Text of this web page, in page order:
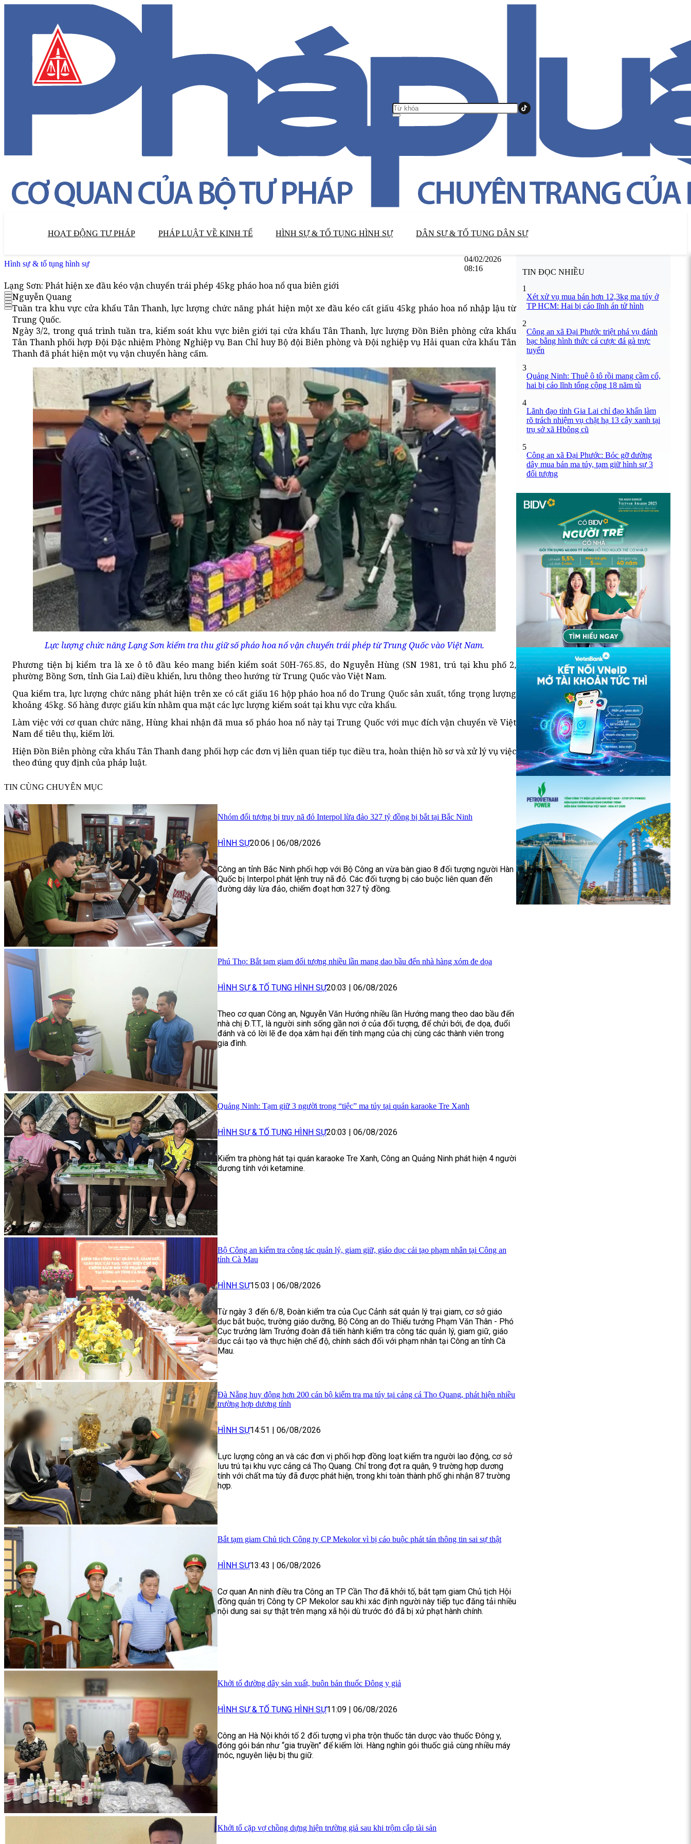
HOẠT ĐỘNG TƯ PHÁP PHÁP LUẬT VỀ KINH TẾ HÌNH SỰ & TỐ TỤNG HÌNH SỰ DÂN SỰ & TỐ TỤNG DÂN SỰ
Hình sự & tố tụng hình sự
04/02/2026
08:16
Lạng Sơn: Phát hiện xe đầu kéo vận chuyển trái phép 45kg pháo hoa nổ qua biên giới
Nguyễn Quang
Tuần tra khu vực cửa khẩu Tân Thanh, lực lượng chức năng phát hiện một xe đầu kéo cất giấu 45kg pháo hoa nổ nhập lậu từ
Trung Quốc.
Ngày 3/2, trong quá trình tuần tra, kiểm soát khu vực biên giới tại cửa khẩu Tân Thanh, lực lượng Đồn Biên phòng cửa khẩu
Tân Thanh phối hợp Đội Đặc nhiệm Phòng Nghiệp vụ Ban Chỉ huy Bộ đội Biên phòng và Đội nghiệp vụ Hải quan cửa khẩu Tân
Thanh đã phát hiện một vụ vận chuyển hàng cấm.
Lực lượng chức năng Lạng Sơn kiểm tra thu giữ số pháo hoa nổ vận chuyển trái phép từ Trung Quốc vào Việt Nam.
Phương tiện bị kiểm tra là xe ô tô đầu kéo mang biển kiểm soát 50H-765.85, do Nguyễn Hùng (SN 1981, trú tại khu phố 2,
phường Bồng Sơn, tỉnh Gia Lai) điều khiển, lưu thông theo hướng từ Trung Quốc vào Việt Nam.
Qua kiểm tra, lực lượng chức năng phát hiện trên xe có cất giấu 16 hộp pháo hoa nổ do Trung Quốc sản xuất, tổng trọng lượng
khoảng 45kg. Số hàng được giấu kín nhằm qua mặt các lực lượng kiểm soát tại khu vực cửa khẩu.
Làm việc với cơ quan chức năng, Hùng khai nhận đã mua số pháo hoa nổ này tại Trung Quốc với mục đích vận chuyển về Việt
Nam để tiêu thụ, kiếm lời.
Hiện Đồn Biên phòng cửa khẩu Tân Thanh đang phối hợp các đơn vị liên quan tiếp tục điều tra, hoàn thiện hồ sơ và xử lý vụ việc
theo đúng quy định của pháp luật.
TIN CÙNG CHUYÊN MỤC
Nhóm đối tượng bị truy nã đỏ Interpol lừa đảo 327 tỷ đồng bị bắt tại Bắc Ninh
HÌNH SỰ20:06 06/08/2026
Công an tỉnh Bắc Ninh phối hợp với Bộ Công an vừa bàn giao 8 đối tượng người Hàn
Quốc bị Interpol phát lệnh truy nã đỏ. Các đối tượng bị cáo buộc liên quan đến
đường dây lừa đảo, chiếm đoạt hơn 327 tỷ đồng.
Phú Thọ: Bắt tạm giam đối tượng nhiều lần mang dao bầu đến nhà hàng xóm đe dọa
HÌNH SỰ & TỐ TỤNG HÌNH SỰ20:03 | 06/08/2026
Theo cơ quan Công an, Nguyễn Văn Hướng nhiều lần Hướng mang theo dao bầu đến
nhà chị Đ.T.T., là người sinh sống gần nơi ở của đối tượng, để chửi bới, đe dọa, đuổi
đánh và có lời lẽ đe dọa xâm hại đến tính mạng của chị cùng các thành viên trong
gia đình.
Quảng Ninh: Tạm giữ 3 người trong “tiệc” ma túy tại quán karaoke Tre Xanh
HÌNH SỰ & TỐ TỤNG HÌNH SỰ20:03 | 06/08/2026
Kiểm tra phòng hát tại quán karaoke Tre Xanh, Công an Quảng Ninh phát hiện 4 người
dương tính với ketamine.
Bộ Công an kiểm tra công tác quản lý, giam giữ, giáo dục cải tạo phạm nhân tại Công an
tỉnh Cà Mau
HÌNH SỰ15:03 06/08/2026
Từ ngày 3 đến 6/8, Đoàn kiểm tra của Cục Cảnh sát quản lý trại giam, cơ sở giáo
dục bắt buộc, trường giáo dưỡng, Bộ Công an do Thiếu tướng Phạm Văn Thân - Phó
Cục trưởng làm Trưởng đoàn đã tiến hành kiểm tra công tác quản lý, giam giữ, giáo
dục cải tạo và thực hiện chế độ, chính sách đối với phạm nhân tại Công an tỉnh Cà
Mau.
Đà Nẵng huy động hơn 200 cán bộ kiểm tra ma túy tại cảng cá Thọ Quang, phát hiện nhiều
trường hợp dương tính
HÌNH SỰ14:51 | 06/08/2026
Lực lượng công an và các đơn vị phối hợp đồng loạt kiểm tra người lao động, cơ sở
lưu trú tại khu vực cảng cá Thọ Quang. Chỉ trong đợt ra quân, 9 trường hợp dương
tính với chất ma túy đã được phát hiện, trong khi toàn thành phố ghi nhận 87 trường
hợp.
Bắt tạm giam Chủ tịch Công ty CP Mekolor vì bị cáo buộc phát tán thông tin sai sự thật
HÌNH SỰ13:43 | 06/08/2026
Cơ quan An ninh điều tra Công an TP Cần Thơ đã khởi tố, bắt tạm giam Chủ tịch Hội
đồng quản trị Công ty CP Mekolor sau khi xác định người này tiếp tục đăng tải nhiều
nội dung sai sự thật trên mạng xã hội dù trước đó đã bị xử phạt hành chính.
Khởi tố đường dây sản xuất, buôn bán thuốc Đông y giả
HÌNH SỰ & TỐ TỤNG HÌNH SỰ11:09 06/08/2026
Công an Hà Nội khởi tố 2 đối tượng vì pha trộn thuốc tân dược vào thuốc Đông y,
đóng gói bán như “gia truyền” để kiếm lời. Hàng nghìn gói thuốc giả cùng nhiều máy
móc, nguyên liệu bị thu giữ.
Khởi tố cặp vợ chồng dựng hiện trường giả sau khi trộm cắp tài sản
TIN ĐỌC NHIỀU
1
Xét xử vụ mua bán hơn 12,3kg ma túy ở
TP HCM: Hai bị cáo lĩnh án tử hình
2
Công an xã Đại Phước triệt phá vụ đánh
bạc bằng hình thức cá cược đá gà trực
tuyến
3
Quảng Ninh: Thuê ô tô rồi mang cầm cố,
hai bị cáo lĩnh tổng cộng 18 năm tù
4
Lãnh đạo tỉnh Gia Lai chỉ đạo khẩn làm
rõ trách nhiệm vụ chặt hạ 13 cây xanh tại
trụ sở xã Hbông cũ
5
Công an xã Đại Phước: Bóc gỡ đường
dây mua bán ma túy, tạm giữ hình sự 3
đối tượng